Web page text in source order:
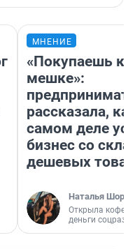
МНЕНИЕ
«Покупаешь
мешке»:
рассказала,
самом деле
бизнес со
дешевых
Наталья
Открыла
деньги